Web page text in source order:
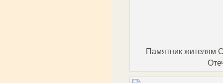
Памятник жителям